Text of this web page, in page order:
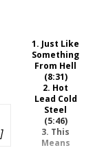
]
1. Just Like
Something
From Hell
(8:31)
2. Hot
Lead Cold
Steel
(5:46)
3. This
Means